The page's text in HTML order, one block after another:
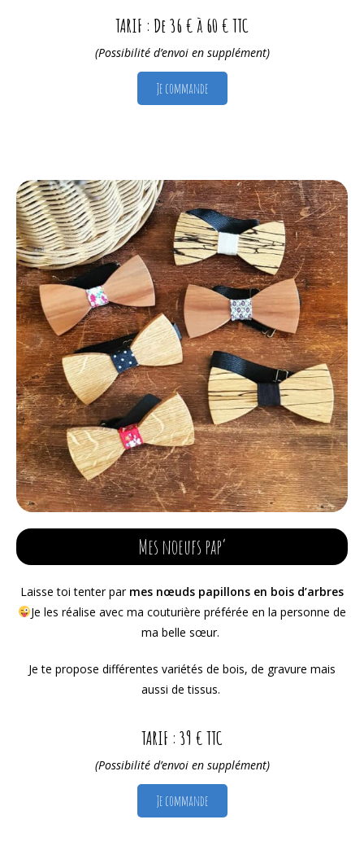
TARIF : De 36 € à 60 € TTC
(Possibilité d’envoi en supplément)
Je commande
Mes noeufs pap’
Laisse toi tenter par mes nœuds papillons en bois d’arbres
Je les réalise avec ma couturière préférée en la personne de
ma belle sœur.
Je te propose différentes variétés de bois, de gravure mais
aussi de tissus.
TARIF : 39 € TTC
(Possibilité d’envoi en supplément)
Je commande